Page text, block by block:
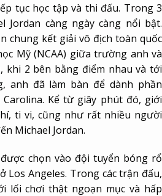
tục học tập và thi đấu. Trong 3
Jordan càng ngày càng nổi bật.
chung kết giải vô địch toàn quốc
Mỹ (NCAA) giữa trường anh và
khi 2 bên bằng điểm nhau và tới
anh đã làm bàn để dành phần
Kể từ giây phút đó, giới
ti vi, cũng như rất nhiều người
Michael Jordan.
chọn vào đội tuyển bóng rổ
Los Angeles. Trong các trận đấu,
lối chơi thật ngoạn mục và hấp